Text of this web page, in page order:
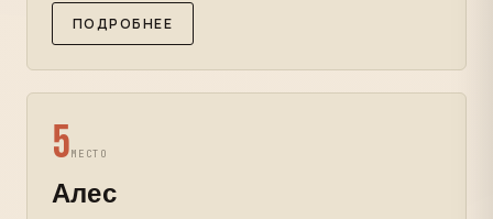
ПОДРОБНЕЕ
5МЕСТО
Алес